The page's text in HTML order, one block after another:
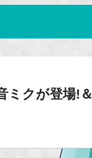
ミクが登場!＆